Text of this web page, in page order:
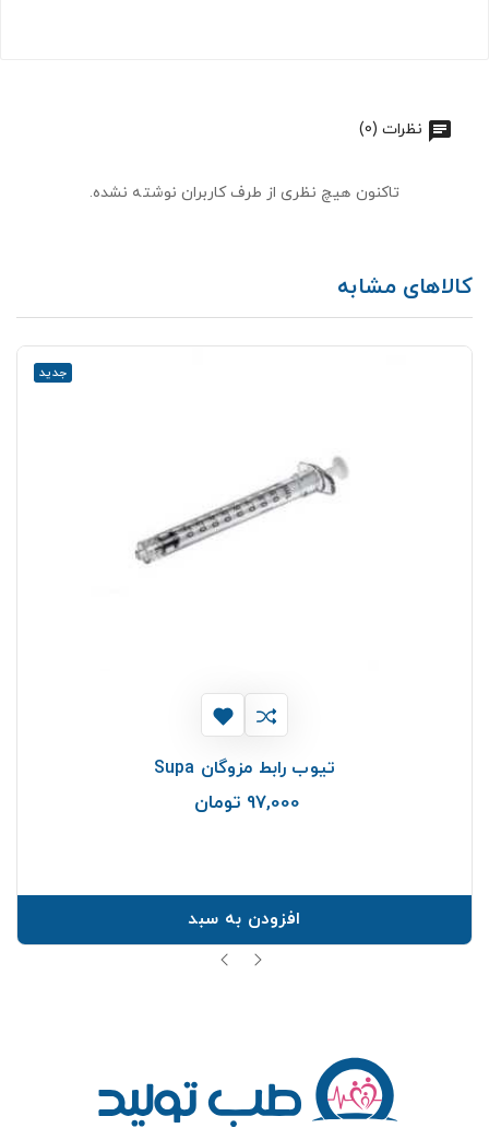
نظرات (0)
تاکنون هیچ نظری از طرف کاربران نوشته نشده.
کالاهای مشابه
جدید
تیوب رابط مزوگان Supa
97,000 تومان
افزودن به سبد